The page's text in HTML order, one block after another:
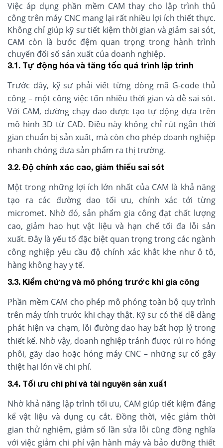
Việc áp dụng phần mềm CAM thay cho lập trình thủ
công trên máy CNC mang lại rất nhiều lợi ích thiết thực.
Không chỉ giúp kỹ sư tiết kiệm thời gian và giảm sai sót,
CAM còn là bước đệm quan trọng trong hành trình
chuyển đổi số sản xuất của doanh nghiệp.
3.1. Tự động hóa và tăng tốc quá trình lập trình
Trước đây, kỹ sư phải viết từng dòng mã G-code thủ
công – một công việc tốn nhiều thời gian và dễ sai sót.
Với CAM, đường chạy dao được tạo tự động dựa trên
mô hình 3D từ CAD. Điều này không chỉ rút ngắn thời
gian chuẩn bị sản xuất, mà còn cho phép doanh nghiệp
nhanh chóng đưa sản phẩm ra thị trường.
3.2. Độ chính xác cao, giảm thiểu sai sót
Một trong những lợi ích lớn nhất của CAM là khả năng
tạo ra các đường dao tối ưu, chính xác tới từng
micromet. Nhờ đó, sản phẩm gia công đạt chất lượng
cao, giảm hao hụt vật liệu và hạn chế tối đa lỗi sản
xuất. Đây là yếu tố đặc biệt quan trọng trong các ngành
công nghiệp yêu cầu độ chính xác khắt khe như ô tô,
hàng không hay y tế.
3.3. Kiểm chứng và mô phỏng trước khi gia công
Phần mềm CAM cho phép mô phỏng toàn bộ quy trình
trên máy tính trước khi chạy thật. Kỹ sư có thể dễ dàng
phát hiện va chạm, lỗi đường dao hay bất hợp lý trong
thiết kế. Nhờ vậy, doanh nghiệp tránh được rủi ro hỏng
phôi, gãy dao hoặc hỏng máy CNC – những sự cố gây
thiệt hại lớn về chi phí.
3.4. Tối ưu chi phí và tài nguyên sản xuất
Nhờ khả năng lập trình tối ưu, CAM giúp tiết kiệm đáng
kể vật liệu và dụng cụ cắt. Đồng thời, việc giảm thời
gian thử nghiệm, giảm số lần sửa lỗi cũng đồng nghĩa
với việc giảm chi phí vận hành máy và bảo dưỡng thiết